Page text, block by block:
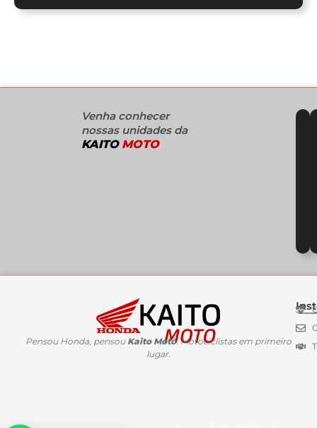
Venha conhecer
nossas unidades da
KAITO MOTO
Pensou Honda, pensou Kaito Moto. Motociclistas em primeiro
lugar.